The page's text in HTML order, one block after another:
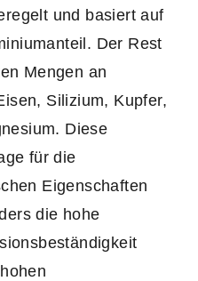
und basiert auf
Der Rest
Mengen an
Silizium, Kupfer,
Diese
für die
Eigenschaften
die hohe